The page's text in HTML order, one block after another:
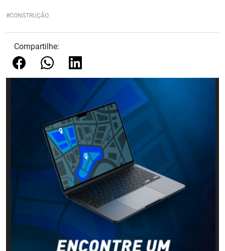
CONSTRUÇÃO
Compartilhe: